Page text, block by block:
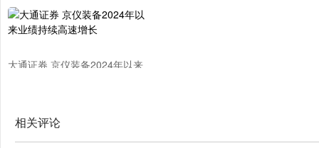
美国股债汇“三杀”！金价大涨
大通证券 京仪装备2024年以来
相关评论